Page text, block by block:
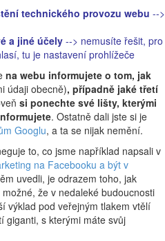
technického provozu webu -->
a jiné účely --> nemusíte řešit, pro
tu je nastavení prohlížeče
na webu informujete o tom, jak
údaji obecně), případně jaké třetí
si ponechte své lišty, kterými
. Ostatně dali jste si je
Googlu, a ta se nijak nemění.
to, co jsme například napsali v
na Facebooku a být v
uvedli, je odrazem toho, jak
že v nedaleké budoucnosti
výklad pod veřejným tlakem vtělí
giganti, s kterými máte svůj